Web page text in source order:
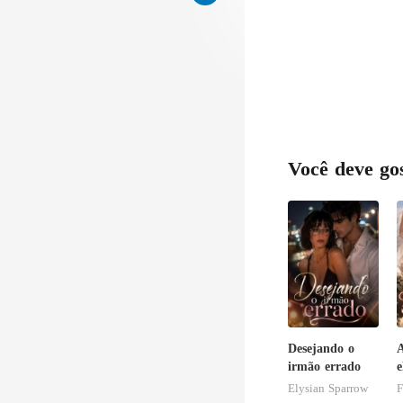
Você deve
Desejando o
irmão errado
Elysian Sparrow